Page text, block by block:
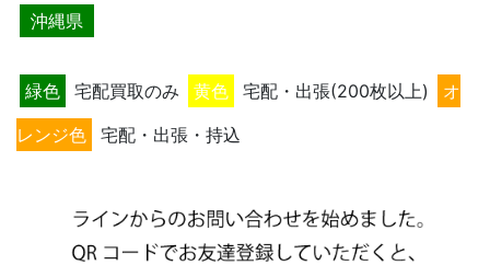
沖縄県
緑色 宅配買取のみ 黄色 宅配・出張(200枚以上)
オ
レンジ色
宅配・出張・持込